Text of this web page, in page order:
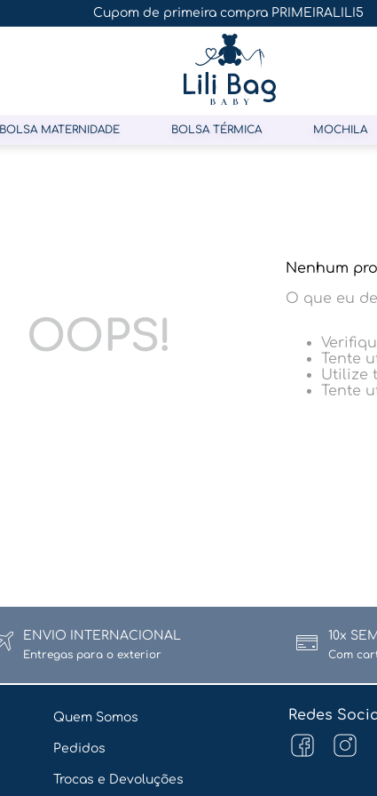
Cupom de primeira compra PRIMEIRALILI5
BOLSA MATERNIDADE BOLSA TÉRMICA MOCHILA
OOPS!
Nenhum
O que eu
Tente
Utilize
Tente
ENVIO INTERNACIONAL
Entregas para o exterior
10x
Com
Quem Somos
Pedidos
Trocas e Devoluções
Redes